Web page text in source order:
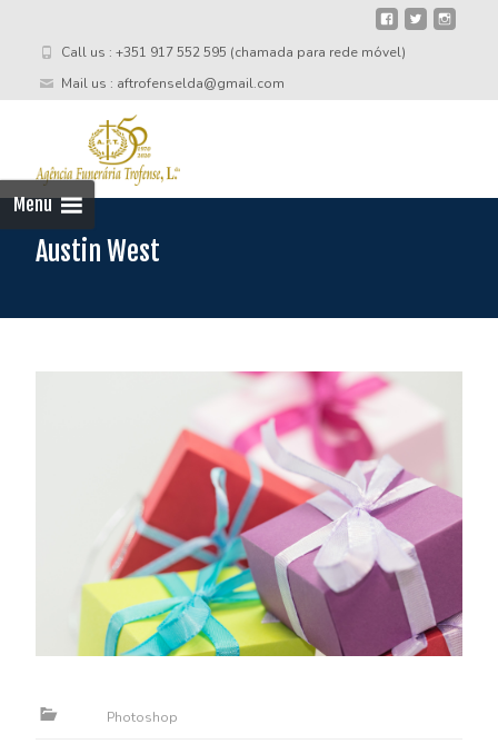
Call us : +351 917 552 595 (chamada para rede móvel)
Mail us : aftrofenselda@gmail.com
Menu
Austin West
Photoshop